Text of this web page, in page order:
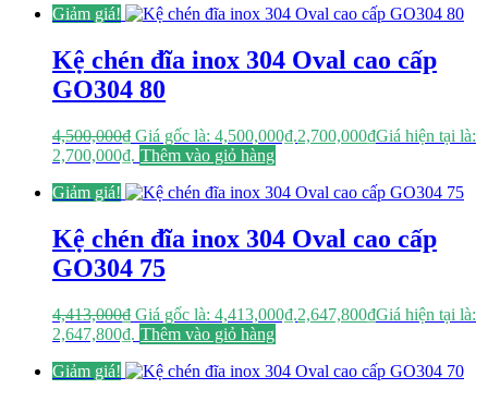
Giảm giá!
Kệ chén đĩa inox 304 Oval cao cấp
GO304 80
4,500,000₫ Giá gốc là: 4,500,000₫.2,700,000₫Giá hiện tại là:
2,700,000₫. Thêm vào giỏ hàng
Giảm giá!
Kệ chén đĩa inox 304 Oval cao cấp
GO304 75
4,413,000₫ Giá gốc là: 4,413,000₫.2,647,800₫Giá hiện tại là:
2,647,800₫. Thêm vào giỏ hàng
Giảm giá!